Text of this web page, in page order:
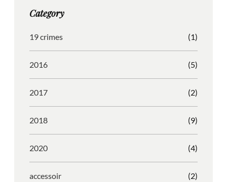
r
m
o
Category
19 crimes (1)
2016 (5)
2017 (2)
2018 (9)
2020 (4)
accessoir (2)